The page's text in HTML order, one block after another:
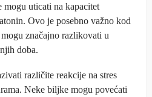
uticati na kapacitet
Ovo je posebno važno kod
značajno razlikovati u
doba.
različite reakcije na stres
Neke biljke mogu povećati